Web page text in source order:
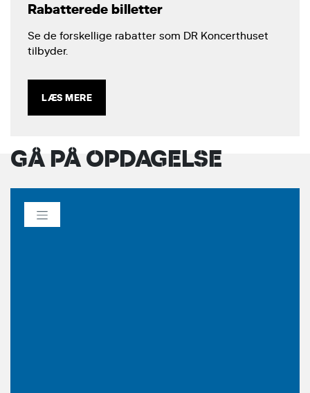
Rabatterede billetter
Se de forskellige rabatter som DR Koncerthuset
tilbyder.
LÆS MERE
GÅ PÅ OPDAGELSE